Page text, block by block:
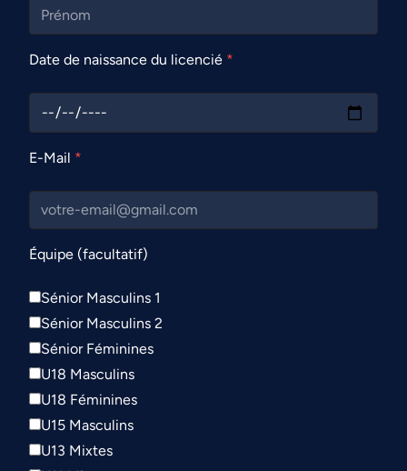
Date de naissance du licencié *
E-Mail *
Équipe (facultatif)
Sénior Masculins 1
Sénior Masculins 2
Sénior Féminines
U18 Masculins
U18 Féminines
U15 Masculins
U13 Mixtes